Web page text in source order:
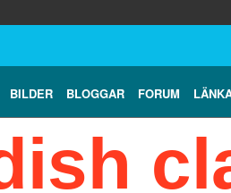
BILDER BLOGGAR FORUM